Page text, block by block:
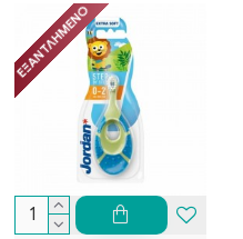
ΕΞΑΝΤΛΗΜΈΝΟ